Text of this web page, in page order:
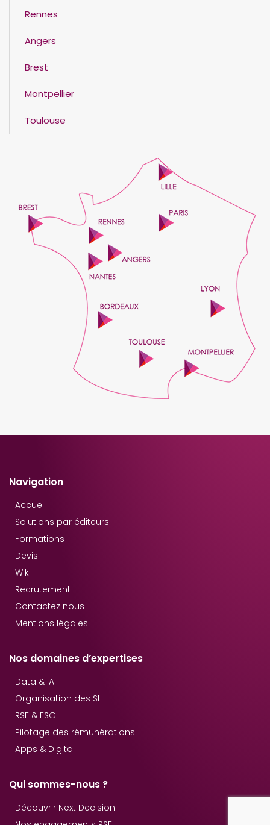
Rennes
Angers
Brest
Montpellier
Toulouse
Navigation
Accueil
Solutions par éditeurs
Formations
Devis
Wiki
Recrutement
Contactez nous
Mentions légales
Nos domaines d’expertises
Data & IA
Organisation des SI
RSE & ESG
Pilotage des rémunérations
Apps & Digital
Qui sommes-nous ?
Découvrir Next Decision